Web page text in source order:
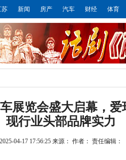
苏 新闻 房产 汽车 财经 体育
展览会盛大启幕，
现行业头部品牌实力
2025-04-17 17:56:25 来源： 作者： 责任编辑：